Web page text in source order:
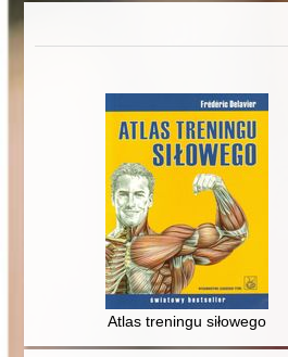
Atlas treningu siłowego